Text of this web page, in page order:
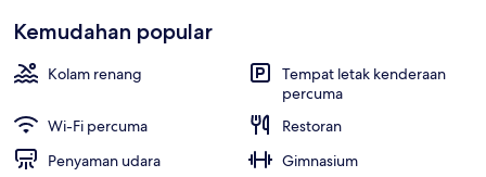
oleh
tetamu
i
a
i
Kemudahan popular
Kolam renang
Tempat letak kenderaan
percuma
Wi-Fi percuma
Restoran
Penyaman udara
Gimnasium